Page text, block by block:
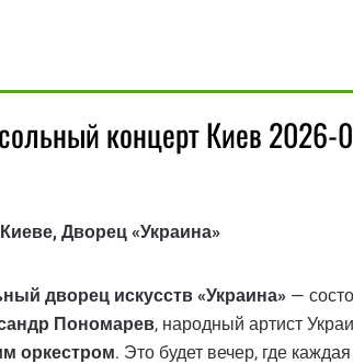
концерт Киев
Дворец «Украина»
дворец искусств «Украина» —
Пономарев, народный артист
оркестром. Это будет вечер, где